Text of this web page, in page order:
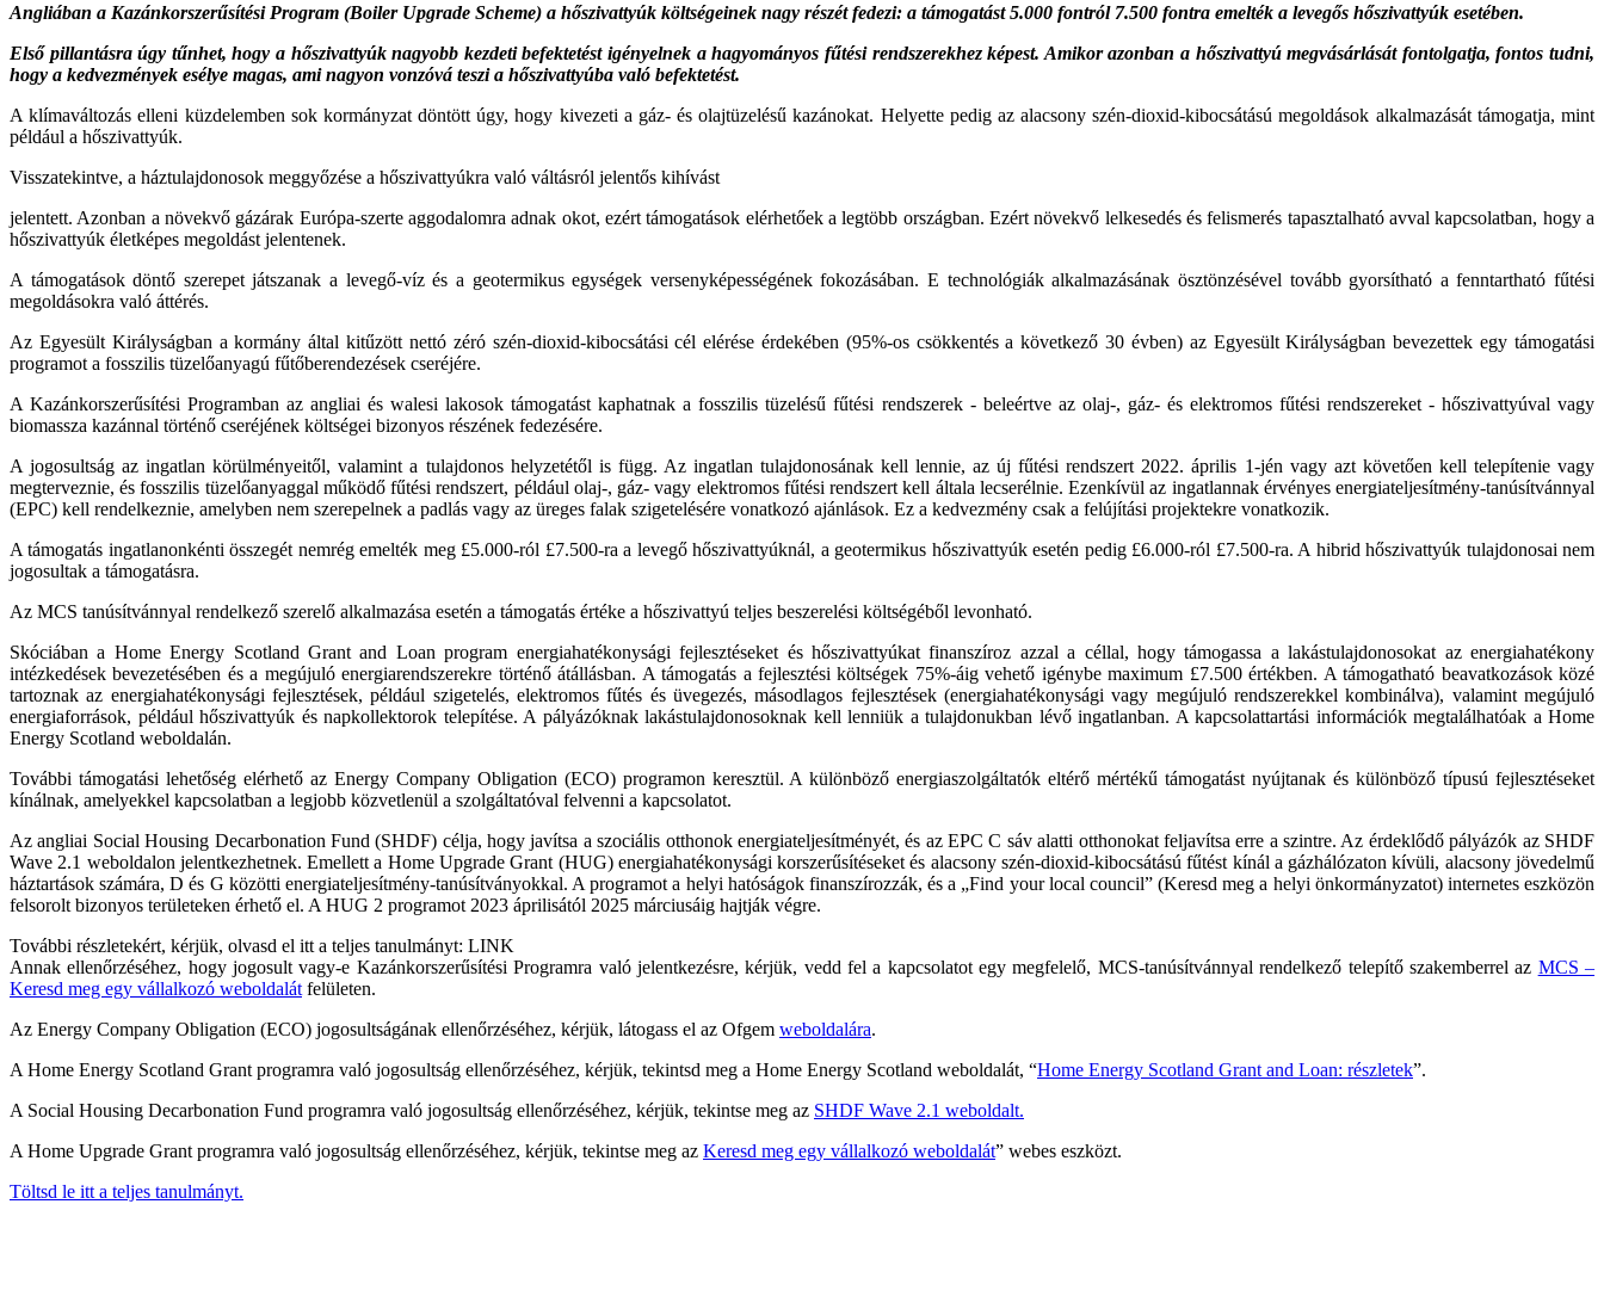
Angliában a Kazánkorszerűsítési Program (Boiler Upgrade Scheme) a hőszivattyúk költségeinek nagy részét fedezi: a támogatást 5.000 fontról 7.500 fontra emelték a levegős hőszivattyúk esetében.
Első pillantásra úgy tűnhet, hogy a hőszivattyúk nagyobb kezdeti befektetést igényelnek a hagyományos fűtési rendszerekhez képest. Amikor azonban a hőszivattyú megvásárlását fontolgatja, fontos tudni,
hogy a kedvezmények esélye magas, ami nagyon vonzóvá teszi a hőszivattyúba való befektetést.
A klímaváltozás elleni küzdelemben sok kormányzat döntött úgy, hogy kivezeti a gáz- és olajtüzelésű kazánokat. Helyette pedig az alacsony szén-dioxid-kibocsátású megoldások alkalmazását támogatja, mint
például a hőszivattyúk.
Visszatekintve, a háztulajdonosok meggyőzése a hőszivattyúkra való váltásról jelentős kihívást
jelentett. Azonban a növekvő gázárak Európa-szerte aggodalomra adnak okot, ezért támogatások elérhetőek a legtöbb országban. Ezért növekvő lelkesedés és felismerés tapasztalható avval kapcsolatban, hogy a
hőszivattyúk életképes megoldást jelentenek.
A támogatások döntő szerepet játszanak a levegő-víz és a geotermikus egységek versenyképességének fokozásában. E technológiák alkalmazásának ösztönzésével tovább gyorsítható a fenntartható fűtési
megoldásokra való áttérés.
Az Egyesült Királyságban a kormány által kitűzött nettó zéró szén-dioxid-kibocsátási cél elérése érdekében (95%-os csökkentés a következő 30 évben) az Egyesült Királyságban bevezettek egy támogatási
programot a fosszilis tüzelőanyagú fűtőberendezések cseréjére.
A Kazánkorszerűsítési Programban az angliai és walesi lakosok támogatást kaphatnak a fosszilis tüzelésű fűtési rendszerek - beleértve az olaj-, gáz- és elektromos fűtési rendszereket - hőszivattyúval vagy
biomassza kazánnal történő cseréjének költségei bizonyos részének fedezésére.
A jogosultság az ingatlan körülményeitől, valamint a tulajdonos helyzetétől is függ. Az ingatlan tulajdonosának kell lennie, az új fűtési rendszert 2022. április 1-jén vagy azt követően kell telepítenie vagy
megterveznie, és fosszilis tüzelőanyaggal működő fűtési rendszert, például olaj-, gáz- vagy elektromos fűtési rendszert kell általa lecserélnie. Ezenkívül az ingatlannak érvényes energiateljesítmény-tanúsítvánnyal
(EPC) kell rendelkeznie, amelyben nem szerepelnek a padlás vagy az üreges falak szigetelésére vonatkozó ajánlások. Ez a kedvezmény csak a felújítási projektekre vonatkozik.
A támogatás ingatlanonkénti összegét nemrég emelték meg £5.000-ról £7.500-ra a levegő hőszivattyúknál, a geotermikus hőszivattyúk esetén pedig £6.000-ról £7.500-ra. A hibrid hőszivattyúk tulajdonosai nem
jogosultak a támogatásra.
Az MCS tanúsítvánnyal rendelkező szerelő alkalmazása esetén a támogatás értéke a hőszivattyú teljes beszerelési költségéből levonható.
Skóciában a Home Energy Scotland Grant and Loan program energiahatékonysági fejlesztéseket és hőszivattyúkat finanszíroz azzal a céllal, hogy támogassa a lakástulajdonosokat az energiahatékony
intézkedések bevezetésében és a megújuló energiarendszerekre történő átállásban. A támogatás a fejlesztési költségek 75%-áig vehető igénybe maximum £7.500 értékben. A támogatható beavatkozások közé
tartoznak az energiahatékonysági fejlesztések, például szigetelés, elektromos fűtés és üvegezés, másodlagos fejlesztések (energiahatékonysági vagy megújuló rendszerekkel kombinálva), valamint megújuló
energiaforrások, például hőszivattyúk és napkollektorok telepítése. A pályázóknak lakástulajdonosoknak kell lenniük a tulajdonukban lévő ingatlanban. A kapcsolattartási információk megtalálhatóak a Home
Energy Scotland weboldalán.
További támogatási lehetőség elérhető az Energy Company Obligation (ECO) programon keresztül. A különböző energiaszolgáltatók eltérő mértékű támogatást nyújtanak és különböző típusú fejlesztéseket
kínálnak, amelyekkel kapcsolatban a legjobb közvetlenül a szolgáltatóval felvenni a kapcsolatot.
Az angliai Social Housing Decarbonation Fund (SHDF) célja, hogy javítsa a szociális otthonok energiateljesítményét, és az EPC C sáv alatti otthonokat feljavítsa erre a szintre. Az érdeklődő pályázók az SHDF
Wave 2.1 weboldalon jelentkezhetnek. Emellett a Home Upgrade Grant (HUG) energiahatékonysági korszerűsítéseket és alacsony szén-dioxid-kibocsátású fűtést kínál a gázhálózaton kívüli, alacsony jövedelmű
háztartások számára, D és G közötti energiateljesítmény-tanúsítványokkal. A programot a helyi hatóságok finanszírozzák, és a „Find your local council” (Keresd meg a helyi önkormányzatot) internetes eszközön
felsorolt bizonyos területeken érhető el. A HUG 2 programot 2023 áprilisától 2025 márciusáig hajtják végre.
További részletekért, kérjük, olvasd el itt a teljes tanulmányt: LINK
Annak ellenőrzéséhez, hogy jogosult vagy-e Kazánkorszerűsítési Programra való jelentkezésre, kérjük, vedd fel a kapcsolatot egy megfelelő, MCS-tanúsítvánnyal rendelkező telepítő szakemberrel az MCS –
Keresd meg egy vállalkozó weboldalát felületen.
Az Energy Company Obligation (ECO) jogosultságának ellenőrzéséhez, kérjük, látogass el az Ofgem weboldalára.
A Home Energy Scotland Grant programra való jogosultság ellenőrzéséhez, kérjük, tekintsd meg a Home Energy Scotland weboldalát, “Home Energy Scotland Grant and Loan: részletek”.
A Social Housing Decarbonation Fund programra való jogosultság ellenőrzéséhez, kérjük, tekintse meg az SHDF Wave 2.1 weboldalt.
A Home Upgrade Grant programra való jogosultság ellenőrzéséhez, kérjük, tekintse meg az Keresd meg egy vállalkozó weboldalát” webes eszközt.
Töltsd le itt a teljes tanulmányt.